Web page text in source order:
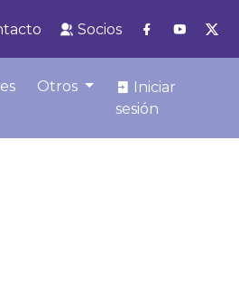
Socios
Otros
Iniciar
sesión